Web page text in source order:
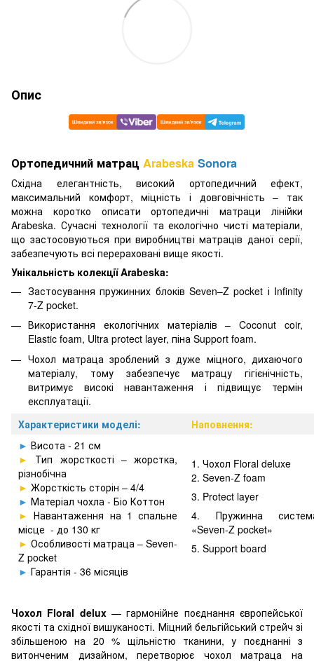
Опис
Ортопедичний матрац Arabeska Sonora
Східна елегантність, високий ортопедичний ефект,
максимальний комфорт, міцність і довговічність – так
можна коротко описати ортопедичні матраци лінійки
Arabeska. Сучасні технології та екологічно чисті матеріали,
що застосовуються при виробництві матраців даної серії,
забезпечують всі перераховані вище якості.
Унікальність колекції Arabeska:
Застосування пружинних блоків Seven–Z pocket і Infinity
7-Z pocket.
Використання екологічних матеріалів – Coconut coir,
Elastic foam, Ultra protect layer, піна Support foam.
Чохол матраца зроблений з дуже міцного, дихаючого
матеріалу, тому забезпечує матрацу гігієнічність,
витримує високі навантаження і підвищує термін
експлуатації.
Характеристики моделі:
Наповнення:
► Висота - 21 см
►
Тип жорсткості – жорстка,
різнобічна
► Жорсткість сторін – 4/4
► Матеріал чохла - Біо Коттон
► Навантаження на 1 спальне
місце - до 130 кг
► Особливості матраца – Seven-
Z pocket
► Гарантія - 36 місяців
1. Чохол Floral deluxe
2. Seven-Z foam
3. Protect layer
4. Пружинна
«Seven-Z pocket»
5. Support board
Чохол Floral delux — гармонійне поєднання європейської
якості та східної вишуканості. Міцний бельгійський стрейч зі
збільшеною на 20 % щільністю тканини, у поєднанні з
витонченим дизайном, перетворює чохол матраца на